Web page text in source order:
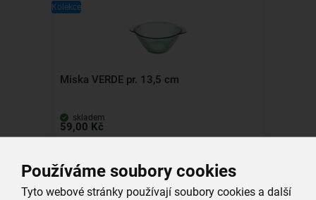
Používáme soubory cookies
Tyto webové stránky používají soubory cookies a další
Kolekce
Miska VERDE pr. 13,5 cm
skladem
59,00 Kč